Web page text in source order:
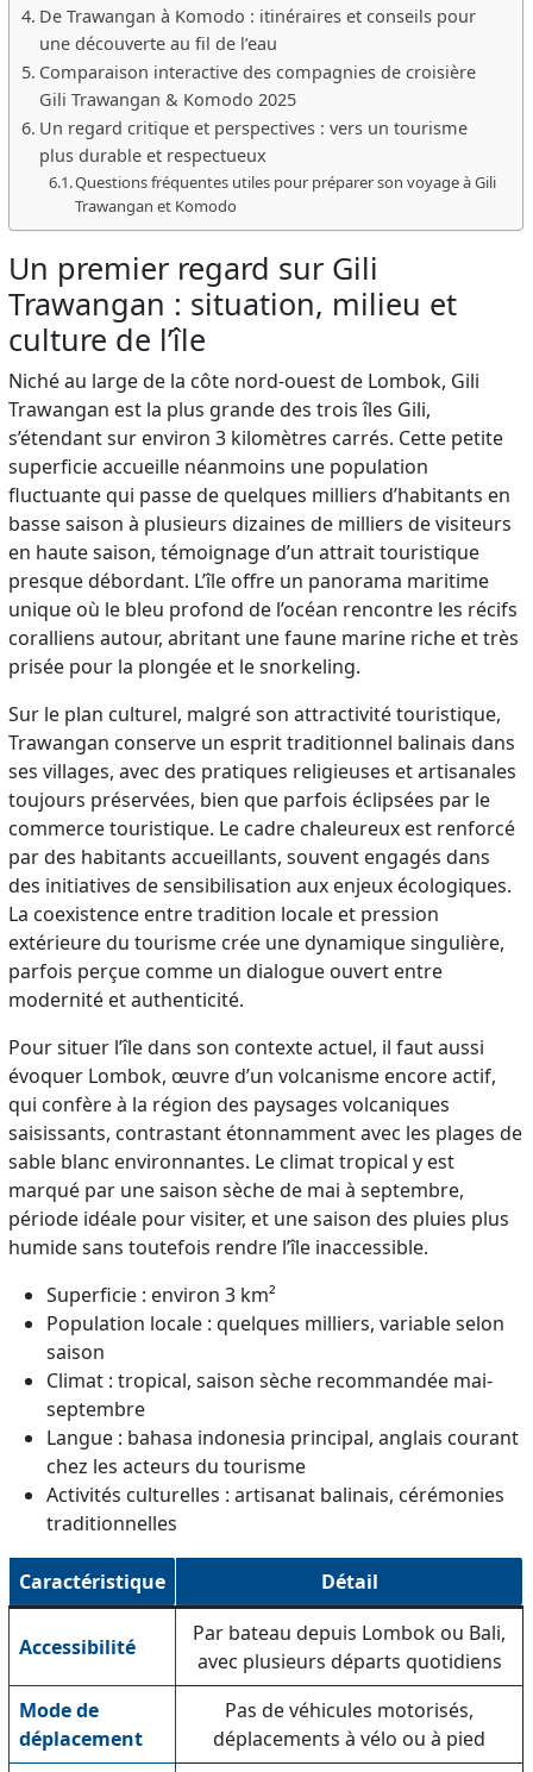
De Trawangan à Komodo : itinéraires et conseils pour
une découverte au fil de l’eau
Comparaison interactive des compagnies de croisière
Gili Trawangan & Komodo 2025
Un regard critique et perspectives : vers un tourisme
plus durable et respectueux
Questions fréquentes utiles pour préparer son voyage à Gili
Trawangan et Komodo
Un premier regard sur Gili
Trawangan : situation, milieu et
culture de l’île
Niché au large de la côte nord-ouest de Lombok, Gili
Trawangan est la plus grande des trois îles Gili,
s’étendant sur environ 3 kilomètres carrés. Cette petite
superficie accueille néanmoins une population
fluctuante qui passe de quelques milliers d’habitants en
basse saison à plusieurs dizaines de milliers de visiteurs
en haute saison, témoignage d’un attrait touristique
presque débordant. L’île offre un panorama maritime
unique où le bleu profond de l’océan rencontre les récifs
coralliens autour, abritant une faune marine riche et très
prisée pour la plongée et le snorkeling.
Sur le plan culturel, malgré son attractivité touristique,
Trawangan conserve un esprit traditionnel balinais dans
ses villages, avec des pratiques religieuses et artisanales
toujours préservées, bien que parfois éclipsées par le
commerce touristique. Le cadre chaleureux est renforcé
par des habitants accueillants, souvent engagés dans
des initiatives de sensibilisation aux enjeux écologiques.
La coexistence entre tradition locale et pression
extérieure du tourisme crée une dynamique singulière,
parfois perçue comme un dialogue ouvert entre
modernité et authenticité.
Pour situer l’île dans son contexte actuel, il faut aussi
évoquer Lombok, œuvre d’un volcanisme encore actif,
qui confère à la région des paysages volcaniques
saisissants, contrastant étonnamment avec les plages de
sable blanc environnantes. Le climat tropical y est
marqué par une saison sèche de mai à septembre,
période idéale pour visiter, et une saison des pluies plus
humide sans toutefois rendre l’île inaccessible.
Superficie : environ 3 km²
Population locale : quelques milliers, variable selon
saison
Climat : tropical, saison sèche recommandée mai-
septembre
Langue : bahasa indonesia principal, anglais courant
chez les acteurs du tourisme
Activités culturelles : artisanat balinais, cérémonies
traditionnelles
Caractéristique Détail
Accessibilité
Par bateau depuis Lombok ou Bali,
avec plusieurs départs quotidiens
Mode de
déplacement
Pas de véhicules motorisés,
déplacements à vélo ou à pied